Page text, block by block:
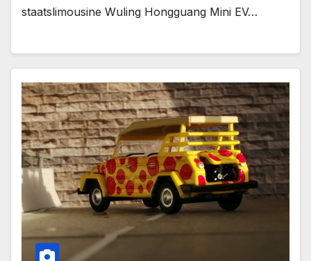
staatslimousine Wuling Hongguang Mini EV…